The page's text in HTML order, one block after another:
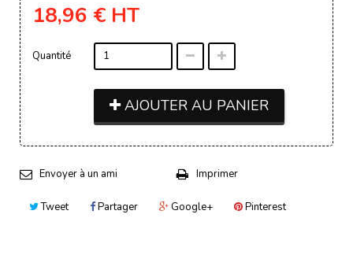
18,96 € HT
Quantité
AJOUTER AU PANIER
Envoyer à un ami Imprimer
Tweet Partager Google+ Pinterest